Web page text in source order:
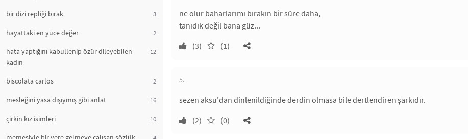
bir dizi repliği bırak 3
hayattaki en yüce değer 2
hata yaptığını kabullenip özür dileyebilen
kadın
12
biscolata carlos 2
mesleğini yasa dışıymış gibi anlat 16
çirkin kız isimleri 10
4
ne olur baharlarımı bırakın bir süre daha,
tanıdık değil bana güz...
(3)
(1)
5.
sezen aksu'dan dinlenildiğinde derdin olmasa bile dertlendiren şarkıdır.
(2)
(0)